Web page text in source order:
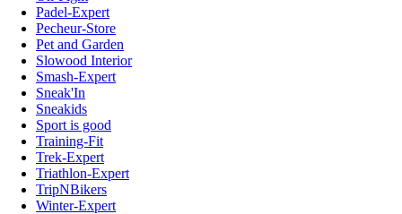
Padel-Expert
Pecheur-Store
Pet and Garden
Slowood Interior
Smash-Expert
Sneak'In
Sneakids
Sport is good
Training-Fit
Trek-Expert
Triathlon-Expert
TripNBikers
Winter-Expert